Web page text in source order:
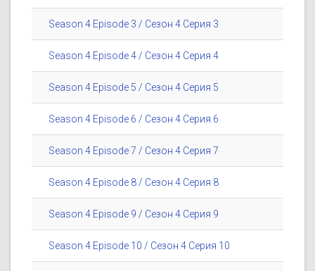
Season 4 Episode 3 / Сезон 4 Серия 3
Season 4 Episode 4 / Сезон 4 Серия 4
Season 4 Episode 5 / Сезон 4 Серия 5
Season 4 Episode 6 / Сезон 4 Серия 6
Season 4 Episode 7 / Сезон 4 Серия 7
Season 4 Episode 8 / Сезон 4 Серия 8
Season 4 Episode 9 / Сезон 4 Серия 9
Season 4 Episode 10 / Сезон 4 Серия 10